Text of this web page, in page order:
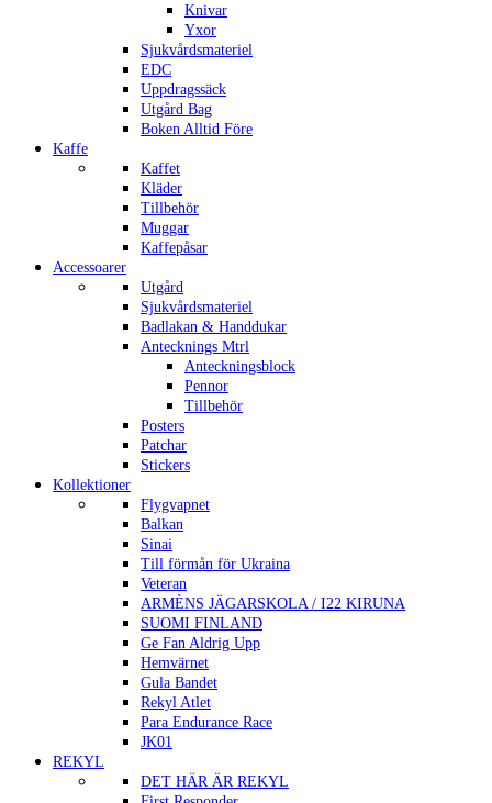
Knivar
Yxor
Sjukvårdsmateriel
EDC
Uppdragssäck
Utgård Bag
Boken Alltid Före
Kaffe
Kaffet
Kläder
Tillbehör
Muggar
Kaffepåsar
Accessoarer
Utgård
Sjukvårdsmateriel
Badlakan & Handdukar
Antecknings Mtrl
Anteckningsblock
Pennor
Tillbehör
Posters
Patchar
Stickers
Kollektioner
Flygvapnet
Balkan
Sinai
Till förmån för Ukraina
Veteran
ARMÈNS JÄGARSKOLA / I22 KIRUNA
SUOMI FINLAND
Ge Fan Aldrig Upp
Hemvärnet
Gula Bandet
Rekyl Atlet
Para Endurance Race
JK01
REKYL
DET HÄR ÄR REKYL